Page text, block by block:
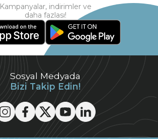
Sosyal Medyada
Bizi Takip Edin!
Kampanyalar, indirimler ve
daha fazlası!